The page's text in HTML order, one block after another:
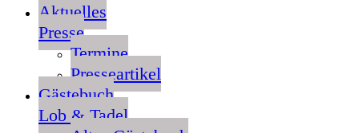
Aktuelles
Presse
Termine
Presseartikel
Gästebuch
Lob & Tadel